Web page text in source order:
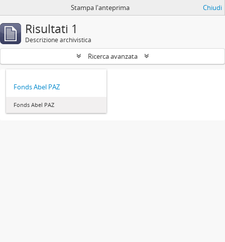
Stampa l'anteprima Chiudi
Risultati 1
Descrizione archivistica
Ricerca avanzata
Fonds Abel PAZ
Fonds Abel PAZ